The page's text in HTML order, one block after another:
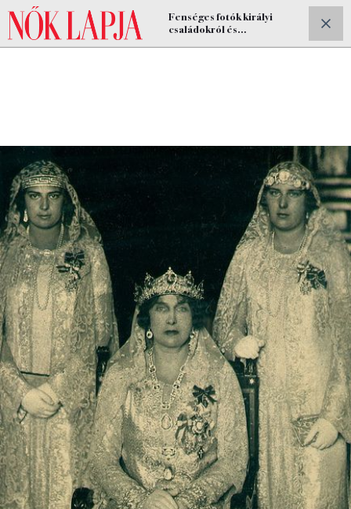
ELŐFIZETEK
Fenséges fotók királyi
családokról és